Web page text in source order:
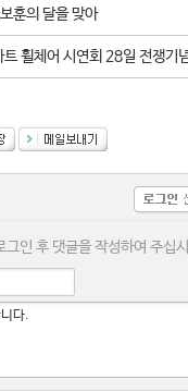
훈의 달을 맞아
휠체어 시연회 28일 전쟁기
그인 후 댓글을 작성하여 주십